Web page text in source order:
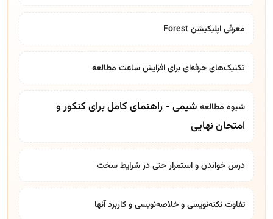
معرفی اپلیکیشن Forest
تکنیک‌های حرفه‌ای برای افزایش ساعت مطالعه
شیوه مطالعه شیمی - راهنمای کامل برای کنکور و
امتحان نهایی
درس خواندن و استمرار حتی در شرایط سخت
تفاوت نکته‌نویسی و خلاصه‌نویسی و کاربرد آنها